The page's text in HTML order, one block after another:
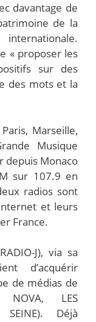
davantage de
de la
« proposer les
sur des
des mots et la
Marseille,
Musique
depuis Monaco
sur 107.9 en
radios sont
et leurs
France.
J), via sa
d’acquérir
de médias de
NOVA, LES
SEINE). Déjà